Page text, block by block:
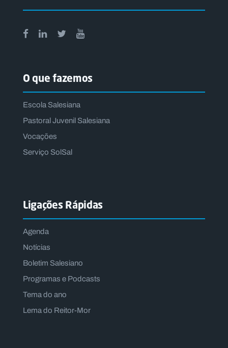
O que fazemos
Escola Salesiana
Pastoral Juvenil Salesiana
Vocações
Serviço SolSal
Ligações Rápidas
Agenda
Notícias
Boletim Salesiano
Programas e Podcasts
Tema do ano
Lema do Reitor-Mor